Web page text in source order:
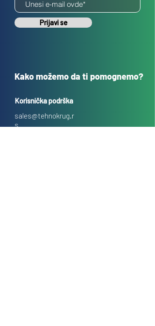
Prijavi se
Kako možemo da ti pomognemo?
Korisnička podrška
sales@tehnokrug.r
s